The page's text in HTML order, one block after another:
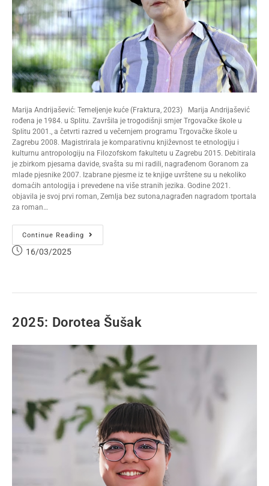
Marija Andrijašević: Temeljenje kuće (Fraktura, 2023) Marija Andrijašević
rođena je 1984. u Splitu. Završila je trogodišnji smjer Trgovačke škole u
Splitu 2001., a četvrti razred u večernjem programu Trgovačke škole u
Zagrebu 2008. Magistrirala je komparativnu književnost te etnologiju i
kulturnu antropologiju na Filozofskom fakultetu u Zagrebu 2015. Debitirala
je zbirkom pjesama davide, svašta su mi radili, nagrađenom Goranom za
mlade pjesnike 2007. Izabrane pjesme iz te knjige uvrštene su u nekoliko
domaćih antologija i prevedene na više stranih jezika. Godine 2021.
objavila je svoj prvi roman, Zemlja bez sutona,nagrađen nagradom tportala
za roman…
Continue Reading
16/03/2025
2025: Dorotea Šušak